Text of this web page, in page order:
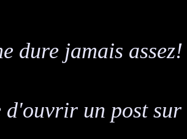
dure jamais assez!
d'ouvrir un post sur